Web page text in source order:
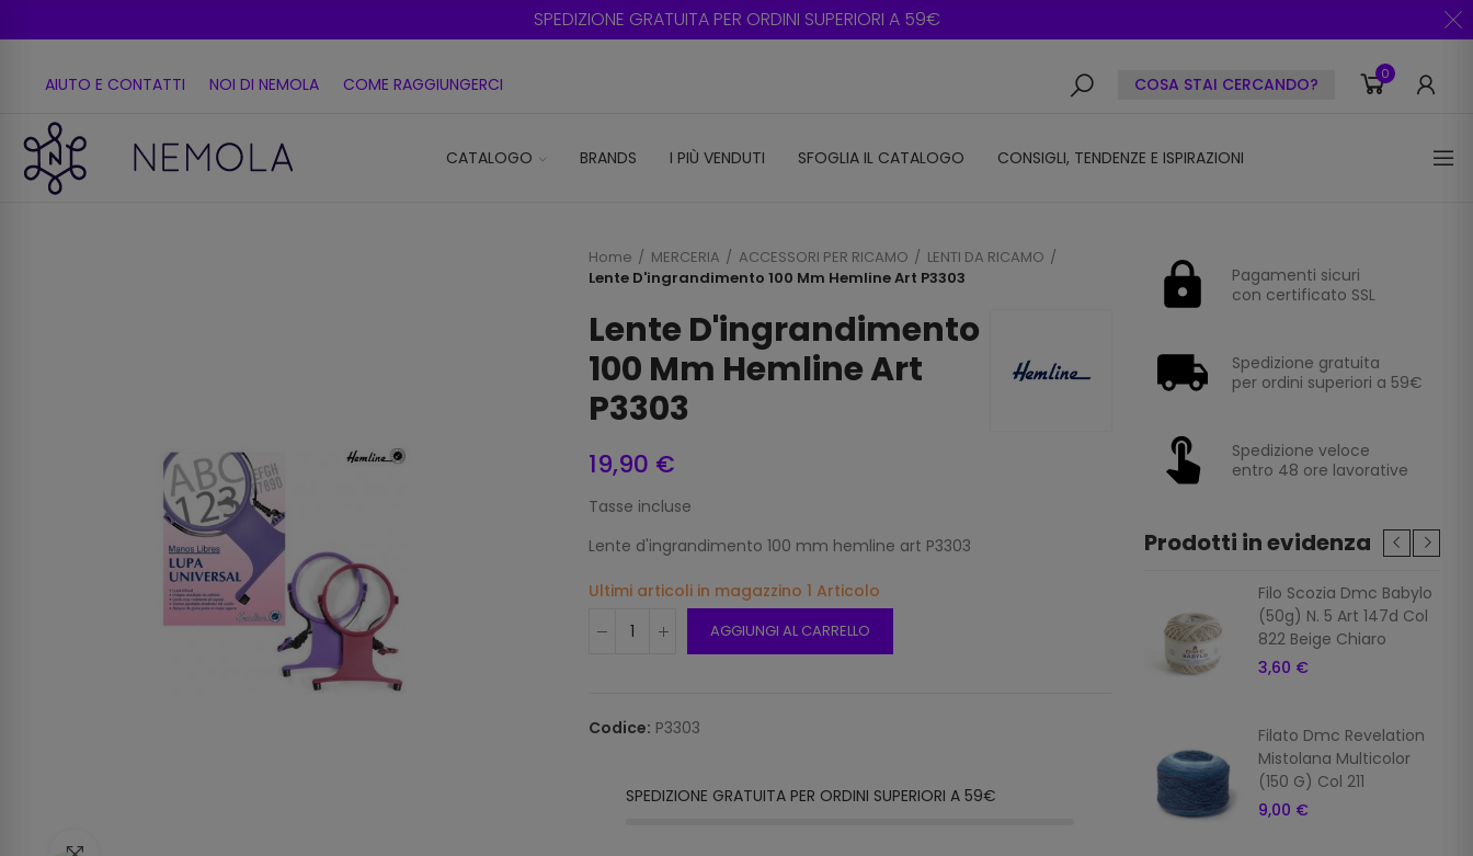
SPEDIZIONE GRATUITA PER ORDINI SUPERIORI A 59€
AIUTO E CONTATTI NOI DI NEMOLA COME RAGGIUNGERCI COSA STAI CERCANDO? 0
CATALOGO BRANDS I PIÙ VENDUTI SFOGLIA IL CATALOGO CONSIGLI, TENDENZE E ISPIRAZIONI
Home MERCERIA ACCESSORI PER RICAMO
LENTI DA RICAMO
Lente D'ingrandimento 100 Mm Hemline Art P3303
Lente D'ingrandimento
100 Mm Hemline Art
P3303
19,90 €
Tasse incluse
Lente d'ingrandimento 100 mm hemline art P3303
Ultimi articoli in magazzino 1 Articolo
AGGIUNGI AL CARRELLO
Codice: P3303
SPEDIZIONE GRATUITA PER ORDINI SUPERIORI A 59€
Pagamenti sicuri
con certificato SSL
Spedizione gratuita
per ordini superiori a 59€
Spedizione veloce
entro 48 ore lavorative
Prodotti in evidenza
Filo Scozia Dmc Babylo
(50g) N. 5 Art 147d Col
822 Beige Chiaro
3,60 €
Filato Dmc Revelation
Mistolana Multicolor
(150 G) Col 211
9,00 €